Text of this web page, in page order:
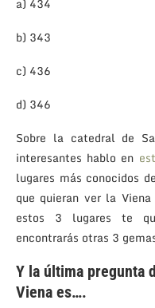
b) 343
c) 436
d) 346
Sobre la catedral de
interesantes hablo en
lugares más conocidos
que quieran ver la
estos 3 lugares te
encontrarás otras 3
Y la última pregunta
Viena es….